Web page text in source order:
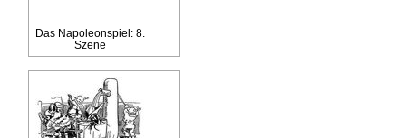
Das Napoleonspiel: 8.
Szene